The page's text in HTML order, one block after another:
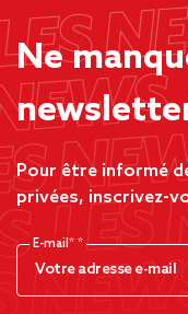
Ne
Pour être informé
privées, inscrivez-
E-mail*